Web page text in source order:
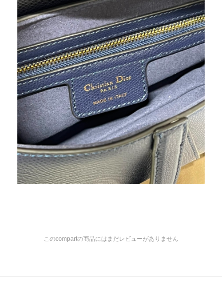
このcompartの商品にはまだレビューがありません